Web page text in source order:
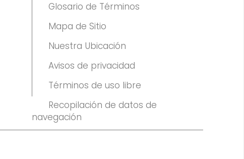
Glosario de Términos
Mapa de Sitio
Nuestra Ubicación
Avisos de privacidad
Términos de uso libre
Recopilación de datos de
navegación